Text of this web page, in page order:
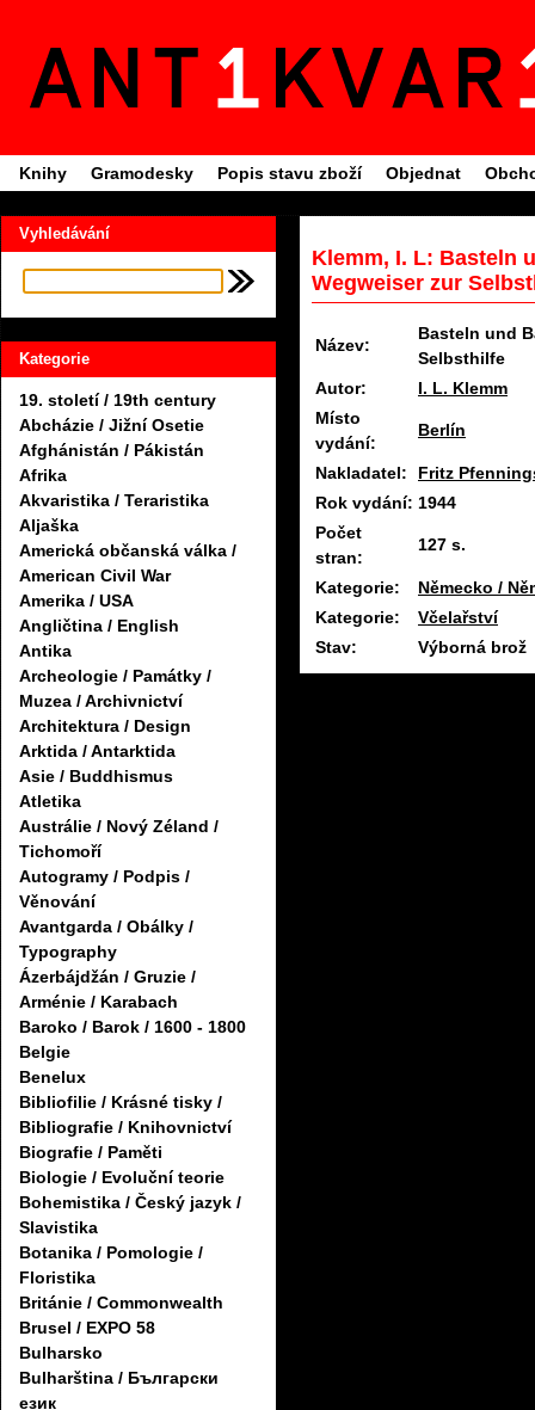
Knihy Gramodesky Popis stavu zboží Objednat
Vyhledávání
Kategorie
19. století / 19th century
Abcházie / Jižní Osetie
Afghánistán / Pákistán
Afrika
Akvaristika / Teraristika
Aljaška
Americká občanská válka /
American Civil War
Amerika / USA
Angličtina / English
Antika
Archeologie / Památky /
Muzea / Archivnictví
Architektura / Design
Arktida / Antarktida
Asie / Buddhismus
Atletika
Austrálie / Nový Zéland /
Tichomoří
Autogramy / Podpis /
Věnování
Avantgarda / Obálky /
Typography
Ázerbájdžán / Gruzie /
Arménie / Karabach
Baroko / Barok / 1600 - 1800
Belgie
Benelux
Bibliofilie / Krásné tisky /
Bibliografie / Knihovnictví
Biografie / Paměti
Biologie / Evoluční teorie
Bohemistika / Český jazyk /
Slavistika
Botanika / Pomologie /
Floristika
Británie / Commonwealth
Brusel / EXPO 58
Bulharsko
Bulharština / Български
език
Klemm, I. L: Basteln
Wegweiser zur
Název:
Basteln und
Selbsthilfe
Autor:
I. L. Klemm
Místo
vydání:
Berlín
Nakladatel:
Fritz
Rok vydání: 1944
Počet
stran:
127 s.
Kategorie:
Německo /
Kategorie:
Včelařství
Stav:
Výborná brož